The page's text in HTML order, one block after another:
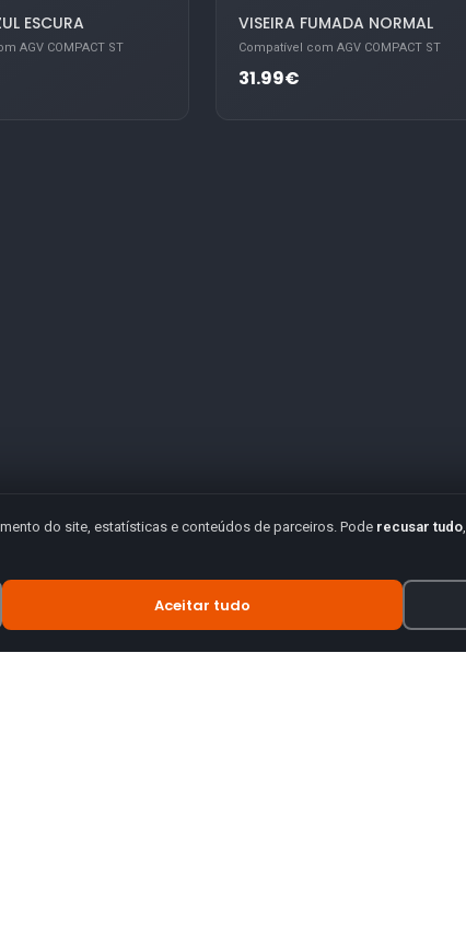
ESCURA
AGV COMPACT ST
VISEIRA FUMADA NORMAL
Compatível com AGV COMPACT ST
31.99€
do site, estatísticas e conteúdos de parceiros. Pode recusar tudo,
Aceitar tudo